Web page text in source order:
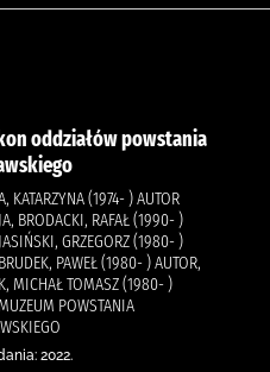
oddziałów powstania
KATARZYNA (1974- ) AUTOR
BRODACKI, RAFAŁ (1990- )
GRZEGORZ (1980- )
PAWEŁ (1980- ) AUTOR,
MICHAŁ TOMASZ (1980- )
POWSTANIA
2022.